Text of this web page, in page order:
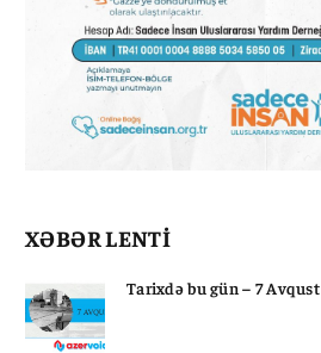
XƏBƏR LENTİ
Tarixdə bu gün – 7 Avqust